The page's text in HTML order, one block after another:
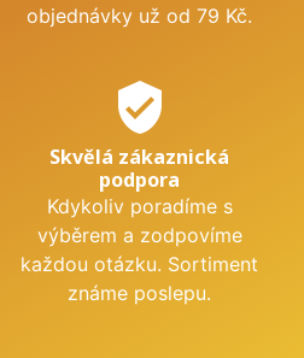
objednávky už od 79 Kč.
verified_user
Skvělá zákaznická
podpora
Kdykoliv poradíme s
výběrem a zodpovíme
každou otázku. Sortiment
známe poslepu.